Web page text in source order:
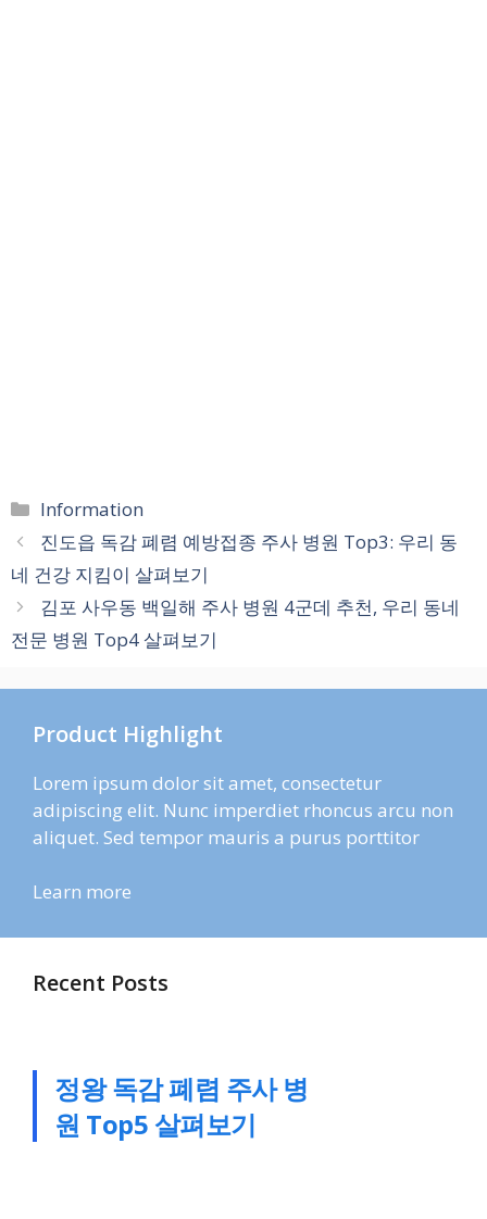
카
테
고
리
Information
진도읍 독감 폐렴 예방접종 주사 병원 Top3: 우리 동
네 건강 지킴이 살펴보기
김포 사우동 백일해 주사 병원 4군데 추천, 우리 동네
전문 병원 Top4 살펴보기
Product Highlight
Lorem ipsum dolor sit amet, consectetur
adipiscing elit. Nunc imperdiet rhoncus arcu non
aliquet. Sed tempor mauris a purus porttitor
Learn more
Recent Posts
정왕 독감 폐렴 주사 병
원 Top5 살펴보기